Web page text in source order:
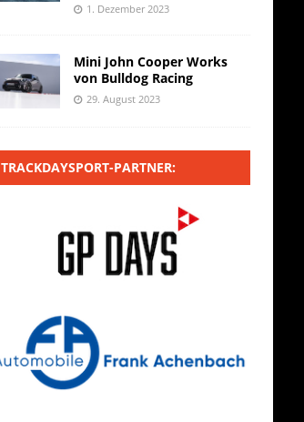
1. Dezember 2023
Mini John Cooper Works
von Bulldog Racing
29. August 2023
TRACKDAYSPORT-PARTNER: